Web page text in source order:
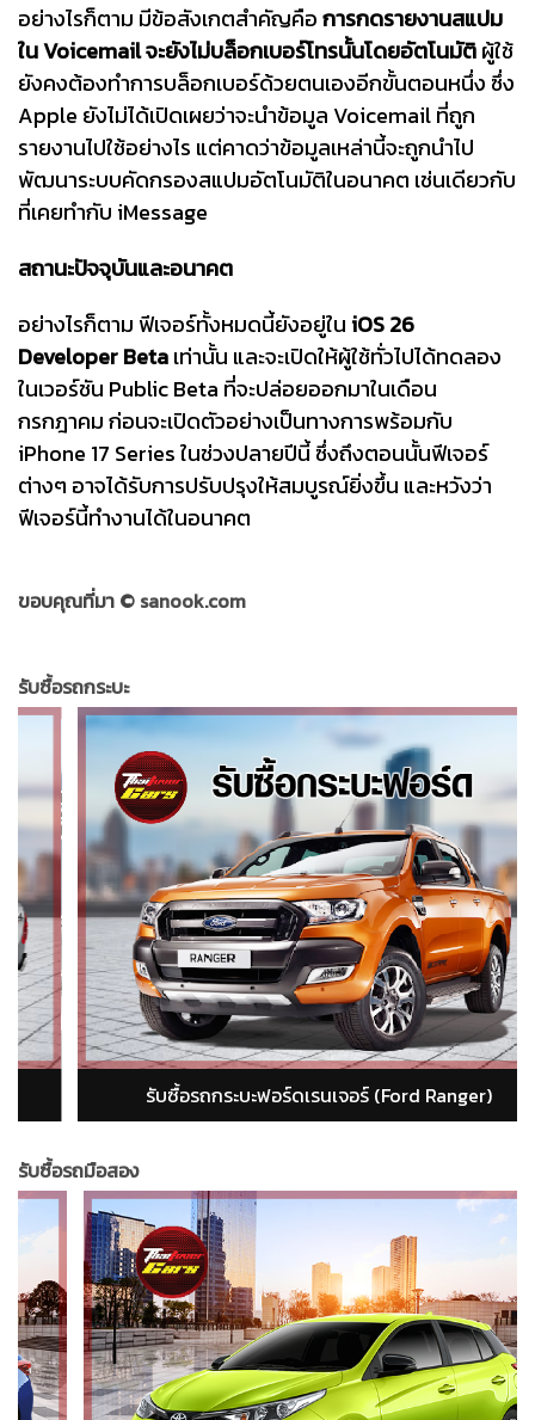
อย่างไรก็ตาม มีข้อสังเกตสำคัญคือการกดรายงานสแปม
ใน Voicemail จะยังไม่บล็อกเบอร์โทรนั้นโดยอัตโนมัติผู้ใช้
ยังคงต้องทำการบล็อกเบอร์ด้วยตนเองอีกขั้นตอนหนึ่ง ซึ่ง
Apple ยังไม่ได้เปิดเผยว่าจะนำข้อมูล Voicemail ที่ถูก
รายงานไปใช้อย่างไร แต่คาดว่าข้อมูลเหล่านี้จะถูกนำไป
พัฒนาระบบคัดกรองสแปมอัตโนมัติในอนาคต เช่นเดียวกับ
ที่เคยทำกับ iMessage
สถานะปัจจุบันและอนาคต
อย่างไรก็ตาม ฟีเจอร์ทั้งหมดนี้ยังอยู่ในiOS 26
Developer Betaเท่านั้น และจะเปิดให้ผู้ใช้ทั่วไปได้ทดลอง
ในเวอร์ชัน Public Beta ที่จะปล่อยออกมาในเดือน
กรกฎาคม ก่อนจะเปิดตัวอย่างเป็นทางการพร้อมกับ
iPhone 17 Series ในช่วงปลายปีนี้ ซึ่งถึงตอนนั้นฟีเจอร์
ต่างๆ อาจได้รับการปรับปรุงให้สมบูรณ์ยิ่งขึ้น และหวังว่า
ฟีเจอร์นี้ทำงานได้ในอนาคต
ขอบคุณที่มา © sanook.com
รับซื้อรถกระบะ
รับซื้อรถกระบะอีซูซุ ดีแม็ก (isuzu dmax)
รับซื้อรถมือสอง